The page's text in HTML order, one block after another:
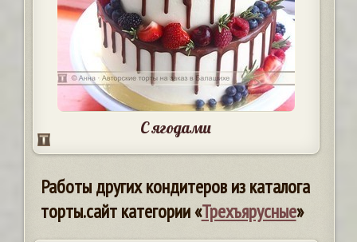
С ягодами
Работы других кондитеров из каталога
торты.сайт категории «Трехъярусные»